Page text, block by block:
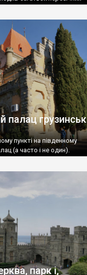
палац
пункті на південному
(а часто і не один).
парк і,